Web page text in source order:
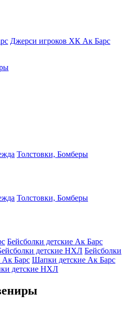
Джерси игроков ХК Ак Барс
Толстовки, Бомберы
Толстовки, Бомберы
Бейсболки детские Ак Барс
детские НХЛ Бейсболки
Барс Шапки детские Ак Барс
детские НХЛ